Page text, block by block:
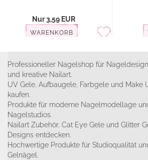
Nur 3,59 EUR
WARENKORB
Professioneller Nagelshop für
und kreative Nailart.
UV Gele, Aufbaugele, Farbgele und Make
kaufen.
Produkte für moderne Nagelmodellage
Nagelstudios.
Nailart Zubehör, Cat Eye Gele und Glitter
Designs entdecken.
Hochwertige Produkte für Studioqualität
Gelnägel.